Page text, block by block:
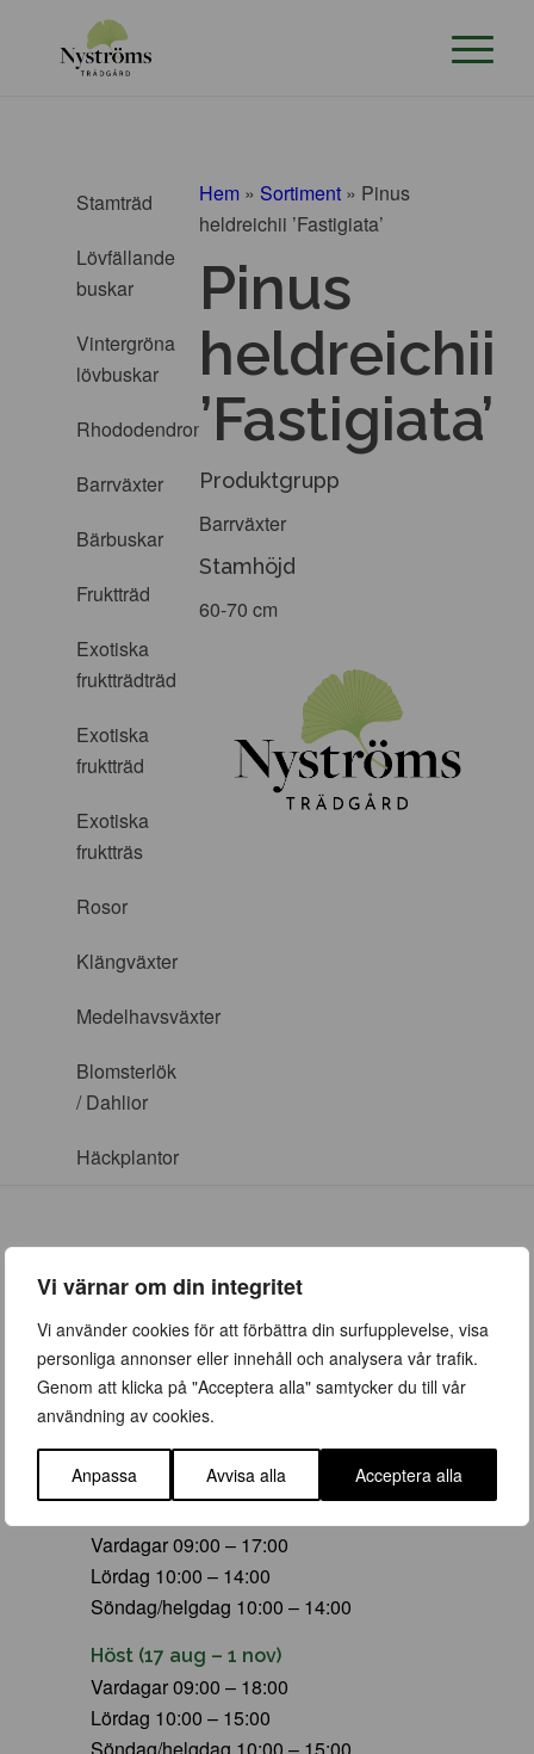
Vi värnar om din integritet
Vi använder cookies för att förbättra din surfupplevelse, visa
personliga annonser eller innehåll och analysera vår trafik.
Genom att klicka på "Acceptera alla" samtycker du till vår
användning av cookies.
Anpassa Avvisa alla Acceptera alla
Stamträd
Lövfällande
buskar
Vintergröna
lövbuskar
Rhododendron
Barrväxter
Bärbuskar
Fruktträd
Exotiska
fruktträdträd
Exotiska
fruktträd
Exotiska
fruktträs
Rosor
Klängväxter
Medelhavsväxter
Blomsterlök
/ Dahlior
Häckplantor
Hem » Sortiment » Pinus
heldreichii ’Fastigiata’
Pinus
heldreichii
’Fastigiata’
Produktgrupp
Barrväxter
Stamhöjd
60-70 cm
ÖPPETTIDER
Vår (23 mars – 28 juni)
Vardagar 09:00 – 19:00
Lördag 10:00 – 16:00
Söndag/helgdag 10:00 – 16:00
Vardagar 09:00 – 17:00
Lördag 10:00 – 14:00
Söndag/helgdag 10:00 – 14:00
Höst (17 aug – 1 nov)
Vardagar 09:00 – 18:00
Lördag 10:00 – 15:00
Söndag/helgdag 10:00 – 15:00